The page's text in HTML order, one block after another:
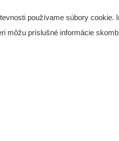
zákon nestačí? Lebo
používame súbory
môžu príslušné informácie